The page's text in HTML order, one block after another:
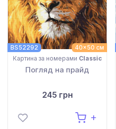
40x50 см
BS52292
Картина за номерами Classic
Погляд на прайд
245 грн